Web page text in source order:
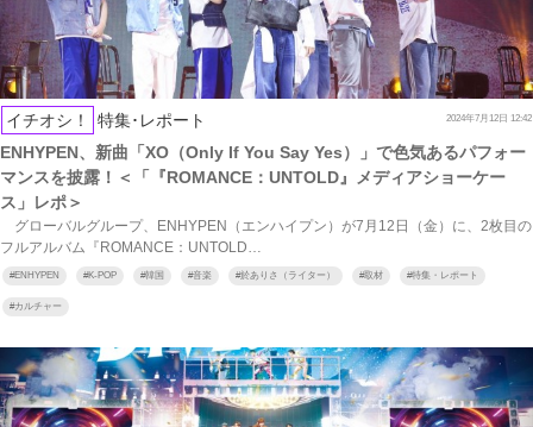
イチオシ！ 特集･レポート 2024年7月12日 12:42
ENHYPEN、新曲「XO（Only If You Say Yes）」で色気あるパフォー
マンスを披露！＜「『ROMANCE：UNTOLD』メディアショーケー
ス」レポ＞
グローバルグループ、ENHYPEN（エンハイプン）が7月12日（金）に、2枚目の
フルアルバム『ROMANCE：UNTOLD…
#ENHYPEN #K-POP #韓国 #音楽 #於ありさ（ライター） #取材 #特集・レポート
#カルチャー